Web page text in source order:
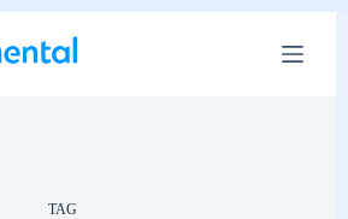
TAG